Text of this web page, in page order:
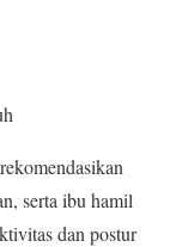
serta ibu hamil
dan postur